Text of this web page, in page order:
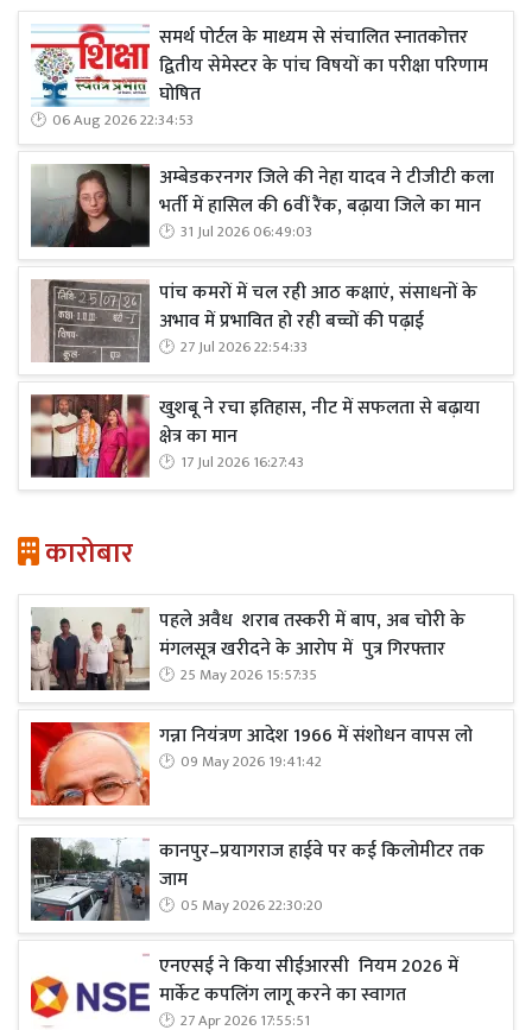
समर्थ पोर्टल के माध्यम से संचालित स्नातकोत्तर
द्वितीय सेमेस्टर के पांच विषयों का परीक्षा परिणाम
घोषित
06 Aug 2026 22:34:53
अम्बेडकरनगर जिले की नेहा यादव ने टीजीटी कला
भर्ती में हासिल की 6वीं रैंक, बढ़ाया जिले का मान
31 Jul 2026 06:49:03
पांच कमरों में चल रही आठ कक्षाएं, संसाधनों के
अभाव में प्रभावित हो रही बच्चों की पढ़ाई
27 Jul 2026 22:54:33
खुशबू ने रचा इतिहास, नीट में सफलता से बढ़ाया
क्षेत्र का मान
17 Jul 2026 16:27:43
कारोबार
पहले अवैध शराब तस्करी में बाप, अब चोरी के
मंगलसूत्र खरीदने के आरोप में पुत्र गिरफ्तार
25 May 2026 15:57:35
गन्ना नियंत्रण आदेश 1966 में संशोधन वापस लो
09 May 2026 19:41:42
कानपुर–प्रयागराज हाईवे पर कई किलोमीटर तक
जाम
05 May 2026 22:30:20
एनएसई ने किया सीईआरसी नियम 2026 में
मार्केट कपलिंग लागू करने का स्वागत
27 Apr 2026 17:55:51